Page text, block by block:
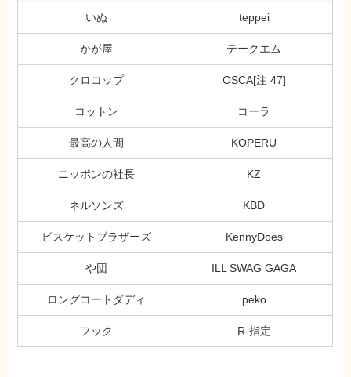
いぬ teppei
かが屋 テークエム
クロコップ OSCA[注 47]
コットン コーラ
最高の人間 KOPERU
ニッポンの社長 KZ
ネルソンズ KBD
ビスケットブラザーズ KennyDoes
や団 ILL SWAG GAGA
ロングコートダディ peko
フック R-指定